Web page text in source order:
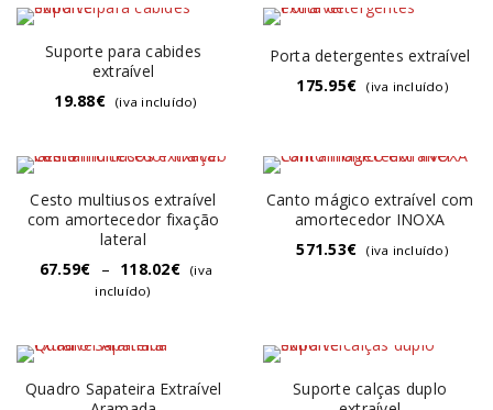
Suporte para cabides
extraível
19.88€ (iva incluído)
Porta detergentes extraível
175.95€ (iva incluído)
Cesto multiusos extraível
com amortecedor fixação
lateral
67.59€ – 118.02€
(iva
incluído)
Canto mágico extraível com
amortecedor INOXA
571.53€ (iva incluído)
Quadro Sapateira Extraível
Suporte calças duplo